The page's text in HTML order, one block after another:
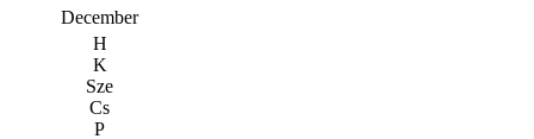
December
H
K
Sze
Cs
P